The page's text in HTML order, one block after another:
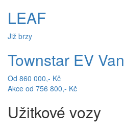
LEAF
Již brzy
Townstar EV Van
Od 860 000,- Kč
Akce od 756 800,- Kč
Užitkové vozy